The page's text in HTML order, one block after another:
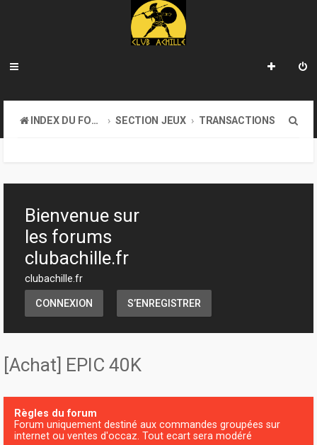
INDEX DU FORUM SECTION JEUX TRANSACTIONS
h
Bienvenue sur
les forums
clubachille.fr
clubachille.fr
CONNEXION S’ENREGISTRER
[Achat] EPIC 40K
Règles du forum
Forum uniquement destiné aux commandes groupées sur
internet ou ventes d'occaz. Tout ecart sera modéré